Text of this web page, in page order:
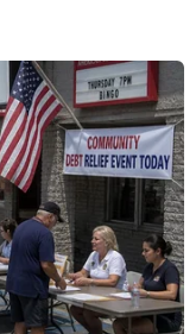
của huấn
chính thức
lượt trận.
nghĩ tới đối